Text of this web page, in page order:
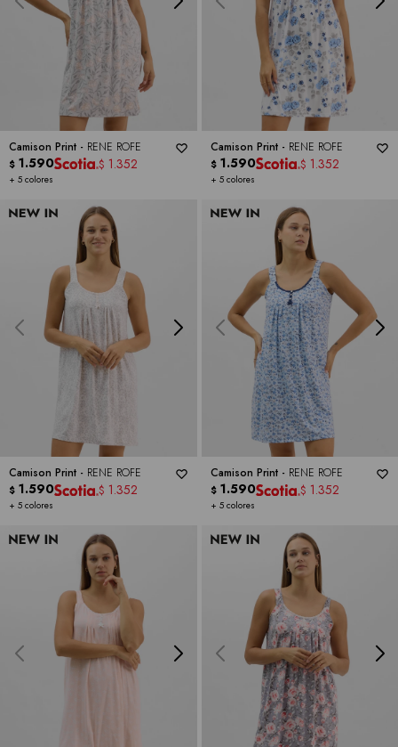
Camison Print - RENE ROFE
+ 5 colores
$ 1.590 $ 1.352
Camison Print - RENE ROFE
+ 5 colores
$ 1.590 $ 1.352
Camison Print - RENE ROFE
+ 5 colores
$ 1.590 $ 1.352
Camison Print - RENE ROFE
+ 5 colores
$ 1.590 $ 1.352